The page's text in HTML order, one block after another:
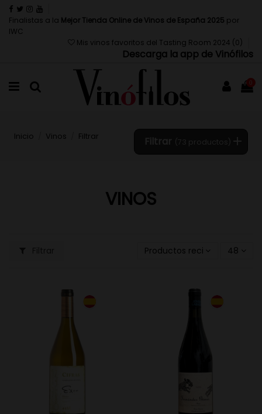
Finalistas a la Mejor Tienda Online de Vinos de España 2025 por
IWC
Mis vinos favoritos del Tasting Room 2024 (0 )
Descarga la app de Vinófilos
0
Inicio Vinos Filtrar
VINOS
Productos recientemente
48